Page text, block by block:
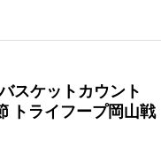
スケットカウント
ライフープ岡山戦